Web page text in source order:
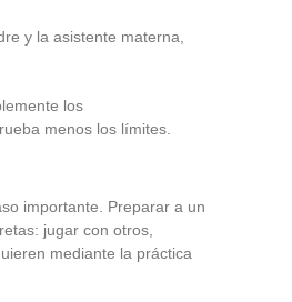
y la asistente materna,
los
menos los límites.
importante. Preparar a un
jugar con otros,
mediante la práctica